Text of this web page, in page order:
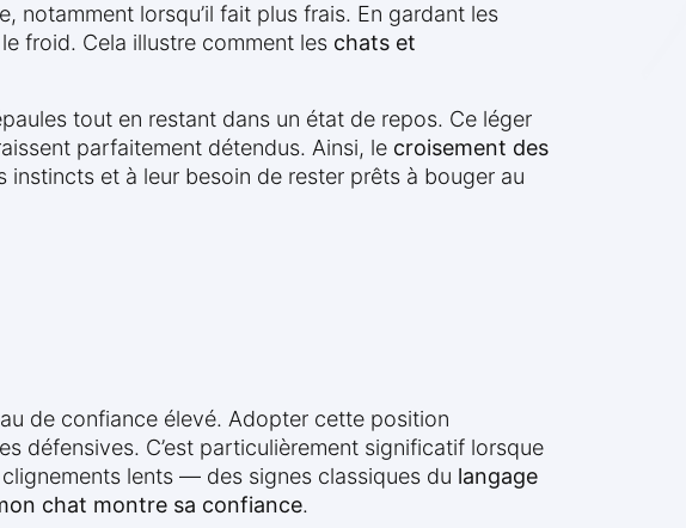
notamment lorsqu’il fait plus frais. En gardant les
froid. Cela illustre comment les chats et
tout en restant dans un état de repos. Ce léger
parfaitement détendus. Ainsi, le croisement des
instincts et à leur besoin de rester prêts à bouger au
de confiance élevé. Adopter cette position
défensives. C’est particulièrement significatif lorsque
lents — des signes classiques du langage
chat montre sa confiance.